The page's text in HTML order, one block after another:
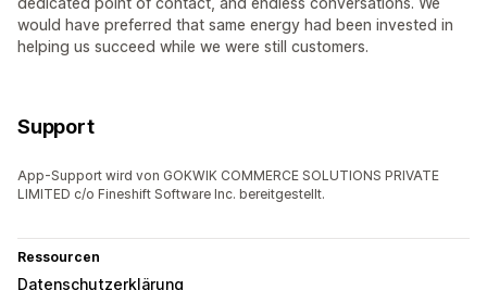
would have preferred that same energy had been invested in
helping us succeed while we were still customers.
Support
App-Support wird von GOKWIK COMMERCE SOLUTIONS PRIVATE
LIMITED c/o Fineshift Software Inc. bereitgestellt.
Ressourcen
Datenschutzerklärung